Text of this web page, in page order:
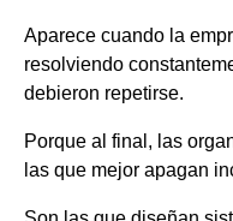
Aparece cuando la
resolviendo
debieron repetirse.
Porque al final, las
las que mejor apagan